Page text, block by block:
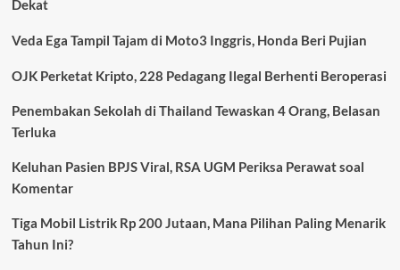
Dekat
Veda Ega Tampil Tajam di Moto3 Inggris, Honda Beri Pujian
OJK Perketat Kripto, 228 Pedagang Ilegal Berhenti Beroperasi
Penembakan Sekolah di Thailand Tewaskan 4 Orang, Belasan
Terluka
Keluhan Pasien BPJS Viral, RSA UGM Periksa Perawat soal
Komentar
Tiga Mobil Listrik Rp 200 Jutaan, Mana Pilihan Paling Menarik
Tahun Ini?